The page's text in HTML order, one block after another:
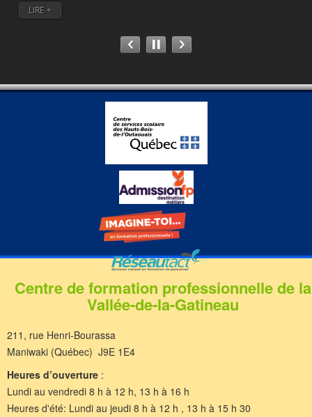
LIRE +
Centre de formation professionnelle de la
Vallée-de-la-Gatineau
211, rue Henri-Bourassa
Maniwaki (Québec) J9E 1E4
Heures d’ouverture :
Lundi au vendredi 8 h à 12 h, 13 h à 16 h
Heures d'été: Lundi au jeudi 8 h à 12 h , 13 h à 15 h 30